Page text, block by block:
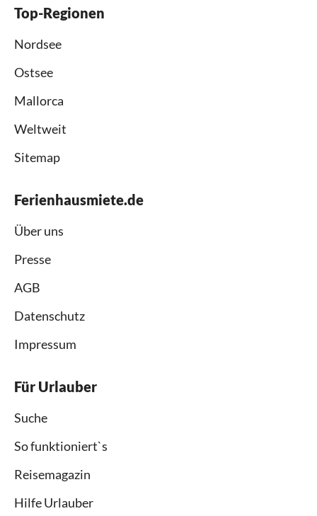
Top-Regionen
Nordsee
Ostsee
Mallorca
Weltweit
Sitemap
Ferienhausmiete.de
Über uns
Presse
AGB
Datenschutz
Impressum
Für Urlauber
Suche
So funktioniert`s
Reisemagazin
Hilfe Urlauber